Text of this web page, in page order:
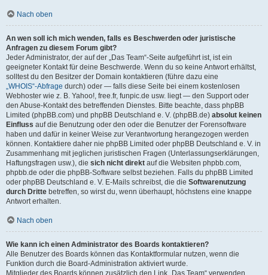
Nach oben
An wen soll ich mich wenden, falls es Beschwerden oder juristische
Anfragen zu diesem Forum gibt?
Jeder Administrator, der auf der „Das Team“-Seite aufgeführt ist, ist ein
geeigneter Kontakt für deine Beschwerde. Wenn du so keine Antwort erhältst,
solltest du den Besitzer der Domain kontaktieren (führe dazu eine
„WHOIS“-Abfrage durch) oder — falls diese Seite bei einem kostenlosen
Webhoster wie z. B. Yahoo!, free.fr, funpic.de usw. liegt — den Support oder
den Abuse-Kontakt des betreffenden Dienstes. Bitte beachte, dass phpBB
Limited (phpBB.com) und phpBB Deutschland e. V. (phpBB.de) absolut keinen
Einfluss auf die Benutzung oder den oder die Benutzer der Forensoftware
haben und dafür in keiner Weise zur Verantwortung herangezogen werden
können. Kontaktiere daher nie phpBB Limited oder phpBB Deutschland e. V. in
Zusammenhang mit jeglichen juristischen Fragen (Unterlassungserklärungen,
Haftungsfragen usw.), die sich nicht direkt auf die Websiten phpbb.com,
phpbb.de oder die phpBB-Software selbst beziehen. Falls du phpBB Limited
oder phpBB Deutschland e. V. E-Mails schreibst, die die Softwarenutzung
durch Dritte betreffen, so wirst du, wenn überhaupt, höchstens eine knappe
Antwort erhalten.
Nach oben
Wie kann ich einen Administrator des Boards kontaktieren?
Alle Benutzer des Boards können das Kontaktformular nutzen, wenn die
Funktion durch die Board-Administration aktiviert wurde.
Mitglieder des Boards können zusätzlich den Link „Das Team“ verwenden.